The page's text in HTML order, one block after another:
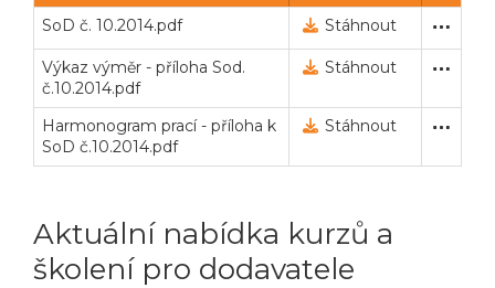
SoD č. 10.2014.pdf
Automaticky zařazeno
4. 12. 2014 16:05
Stáhnout
Výkaz výměr - příloha Sod.
č.10.2014.pdf
Automaticky zařazeno
4. 12. 2014 18:14
Stáhnout
Harmonogram prací - příloha k
SoD č.10.2014.pdf
Automaticky zařazeno
4. 12. 2014 18:15
Stáhnout
Aktuální nabídka kurzů a
školení pro dodavatele